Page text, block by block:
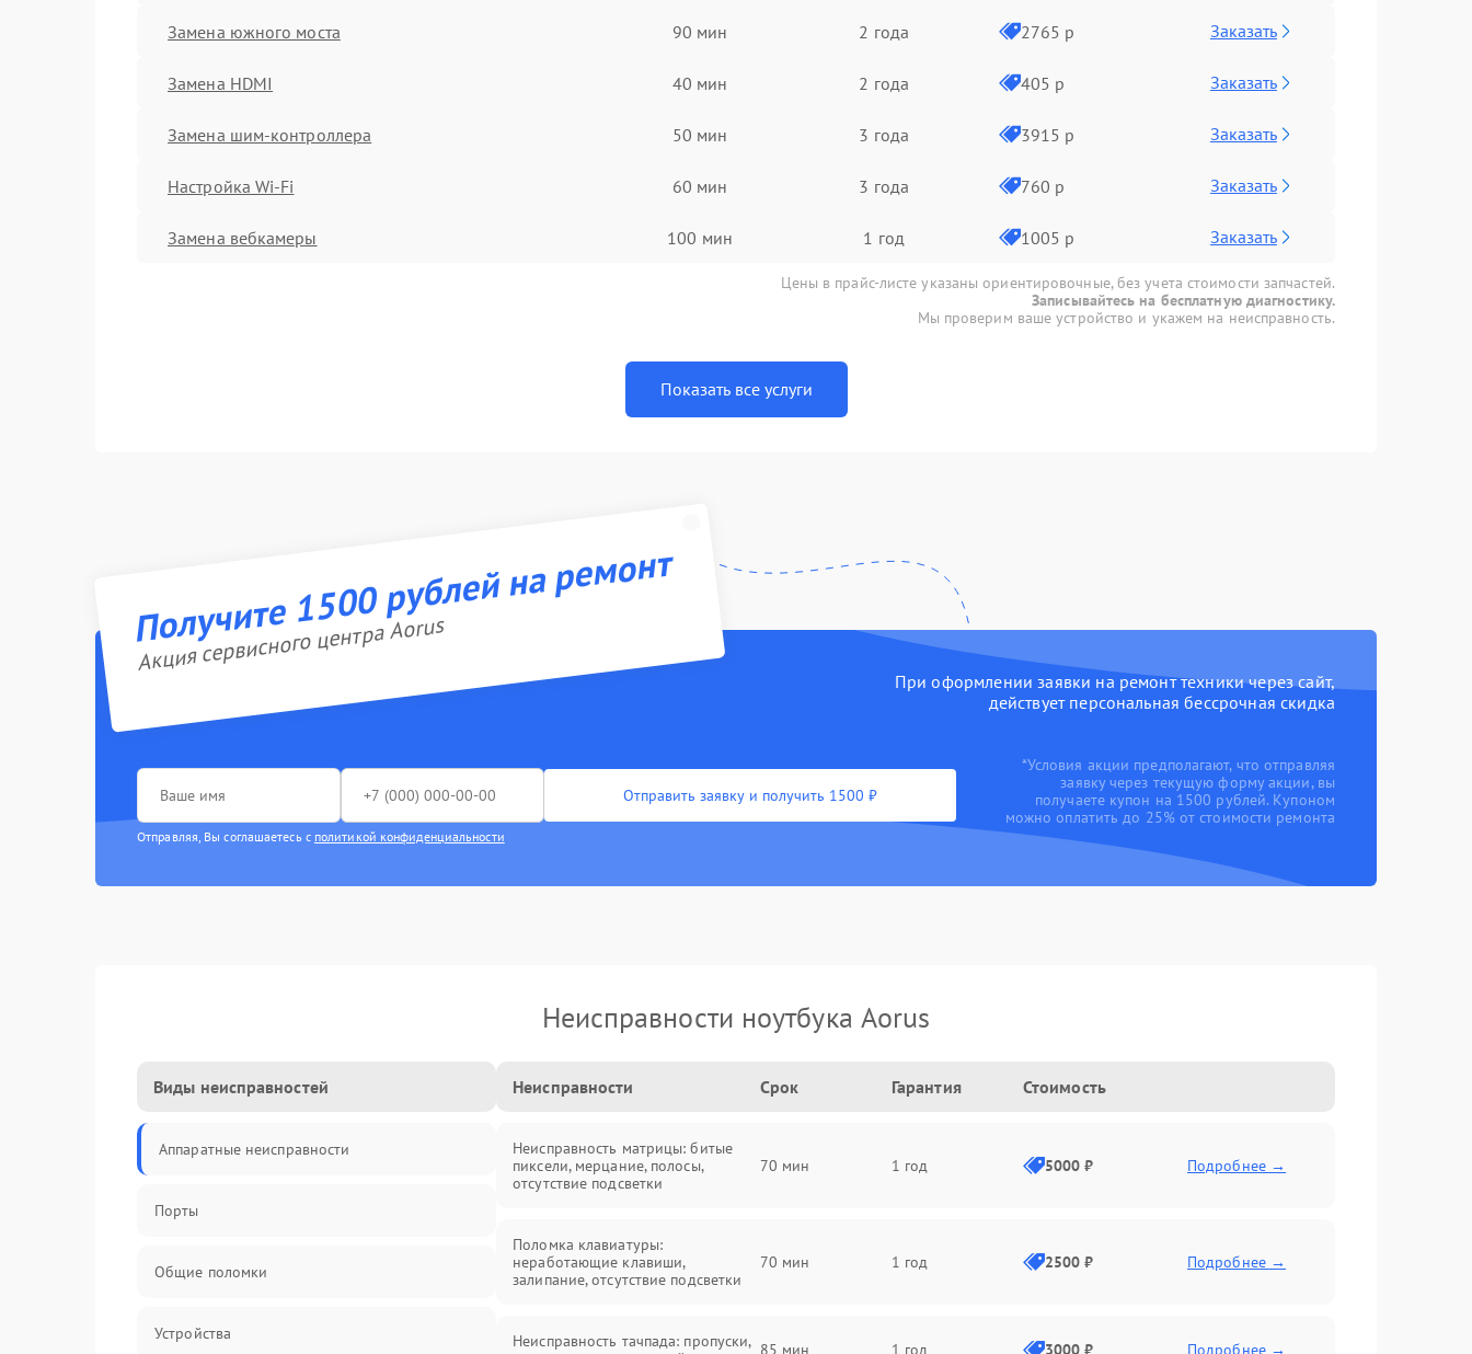
Замена южного моста 90 мин 2 года 2765 р Заказать
Замена HDMI 40 мин 2 года 405 р Заказать
Замена шим-контроллера 50 мин 3 года 3915 р Заказать
Настройка Wi-Fi 60 мин 3 года 760 р Заказать
Замена вебкамеры 100 мин 1 год 1005 р Заказать
Цены в прайс-листе указаны ориентировочные, без учета стоимости запчастей.
Записывайтесь на бесплатную диагностику.
Мы проверим ваше устройство и укажем на неисправность.
Показать все услуги
Получите 1500 рублей на ремонт
Акция сервисного центра Aorus
При оформлении заявки на ремонт техники через сайт,
действует персональная бессрочная скидка
Отправить заявку и получить 1500 ₽
Отправляя, Вы соглашаетесь с политикой конфиденциальности
*Условия акции предполагают, что отправляя
заявку через текущую форму акции, вы
получаете купон на 1500 рублей. Купоном
можно оплатить до 25% от стоимости ремонта
Неисправности ноутбука Aorus
Виды неисправностей
Аппаратные неисправности
Порты
Общие поломки
Устройства
Неисправности Срок Гарантия Стоимость
Неисправность матрицы: битые
пиксели, мерцание, полосы,
отсутствие подсветки
70 мин 1 год 5000 ₽ Подробнее →
Поломка клавиатуры:
неработающие клавиши,
залипание, отсутствие подсветки
70 мин 1 год 2500 ₽ Подробнее →
Неисправность тачпада: пропуски, 85 мин 1 год 3000 ₽ Подробнее →